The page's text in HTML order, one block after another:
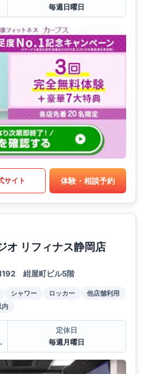
毎週日曜日
サイト 体験・相談予約
オ リフィナス静岡店
紺屋町ビル5階
シャワー ロッカー
他店舗利用
内
10:00〜18:00
定休日
毎週月曜日